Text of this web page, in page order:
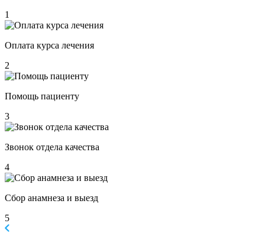
1
Оплата курса лечения
2
Помощь пациенту
3
Звонок отдела качества
4
Сбор анамнеза и выезд
5